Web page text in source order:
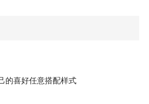
的喜好任意搭配样式